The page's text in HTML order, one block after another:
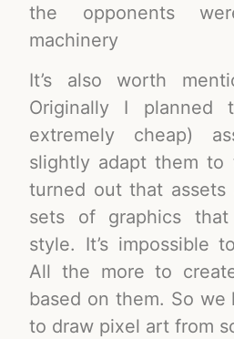
the opponents
machinery
It’s also worth
Originally I
extremely cheap)
slightly adapt them
turned out that assets
sets of graphics
style. It’s impossible
All the more to
based on them. So
to draw pixel art from